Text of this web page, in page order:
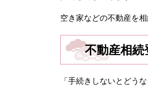
空き家などの不動産を
不動産相
「手続きしないとどう